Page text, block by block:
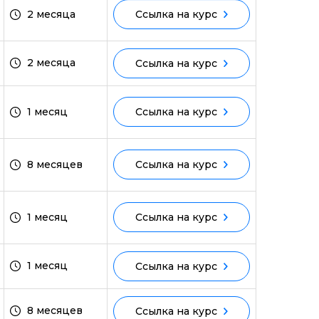
2 месяца Ссылка на курс
2 месяца Ссылка на курс
1 месяц Ссылка на курс
8 месяцев Ссылка на курс
1 месяц Ссылка на курс
1 месяц Ссылка на курс
8 месяцев Ссылка на курс